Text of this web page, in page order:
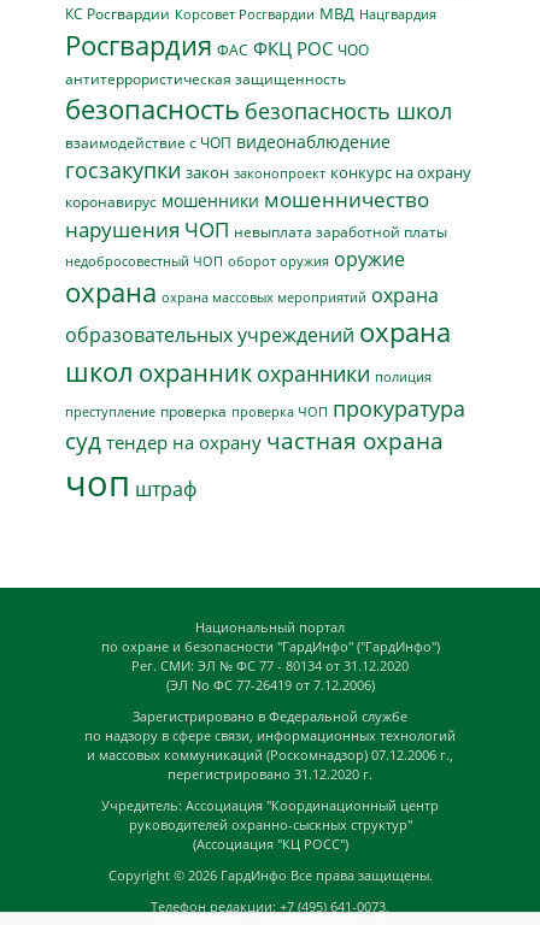
КС Росгвардии Корсовет Росгвардии МВД Нацгвардия
Росгвардия ФАС ФКЦ РОС ЧОО
антитеррористическая защищенность
безопасность безопасность школ
взаимодействие с ЧОП видеонаблюдение
госзакупки закон законопроект конкурс на охрану
коронавирус мошенники мошенничество
нарушения ЧОП невыплата заработной платы
недобросовестный ЧОП оборот оружия оружие
охрана охрана массовых мероприятий охрана
образовательных учреждений охрана
школ охранник охранники полиция
преступление проверка проверка ЧОП прокуратура
суд тендер на охрану частная охрана
чоп штраф
Национальный портал
по охране и безопасности "ГардИнфо" ("ГардИнфо")
Рег. СМИ: ЭЛ № ФС 77 - 80134 от 31.12.2020
(ЭЛ No ФС 77-26419 от 7.12.2006)
Зарегистрировано в Федеральной службе
по надзору в сфере связи, информационных технологий
и массовых коммуникаций (Роскомнадзор) 07.12.2006 г.,
перегистрировано 31.12.2020 г.
Учредитель: Ассоциация "Координационный центр
руководителей охранно-сыскных структур"
(Ассоциация "КЦ РОСС")
Copyright © 2026 ГардИнфо Все права защищены.
Телефон редакции: +7 (495) 641-0073,